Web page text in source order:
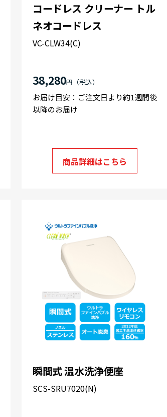
コードレス クリーナー トル
ネオコードレス
VC-CLW34(C)
38,280円
お届け目安：ご注文日より約1週間後
以降のお届け
商品詳細はこちら
瞬間式 温水洗浄便座
SCS-SRU7020(N)